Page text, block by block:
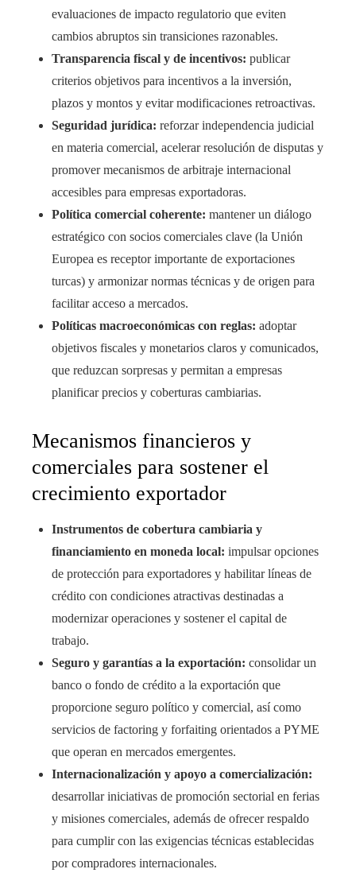
evaluaciones de impacto regulatorio que eviten
cambios abruptos sin transiciones razonables.
Transparencia fiscal y de incentivos: publicar
criterios objetivos para incentivos a la inversión,
plazos y montos y evitar modificaciones retroactivas.
Seguridad jurídica: reforzar independencia judicial
en materia comercial, acelerar resolución de disputas y
promover mecanismos de arbitraje internacional
accesibles para empresas exportadoras.
Política comercial coherente: mantener un diálogo
estratégico con socios comerciales clave (la Unión
Europea es receptor importante de exportaciones
turcas) y armonizar normas técnicas y de origen para
facilitar acceso a mercados.
Políticas macroeconómicas con reglas: adoptar
objetivos fiscales y monetarios claros y comunicados,
que reduzcan sorpresas y permitan a empresas
planificar precios y coberturas cambiarias.
Mecanismos financieros y
comerciales para sostener el
crecimiento exportador
Instrumentos de cobertura cambiaria y
financiamiento en moneda local: impulsar opciones
de protección para exportadores y habilitar líneas de
crédito con condiciones atractivas destinadas a
modernizar operaciones y sostener el capital de
trabajo.
Seguro y garantías a la exportación: consolidar un
banco o fondo de crédito a la exportación que
proporcione seguro político y comercial, así como
servicios de factoring y forfaiting orientados a PYME
que operan en mercados emergentes.
Internacionalización y apoyo a comercialización:
desarrollar iniciativas de promoción sectorial en ferias
y misiones comerciales, además de ofrecer respaldo
para cumplir con las exigencias técnicas establecidas
por compradores internacionales.